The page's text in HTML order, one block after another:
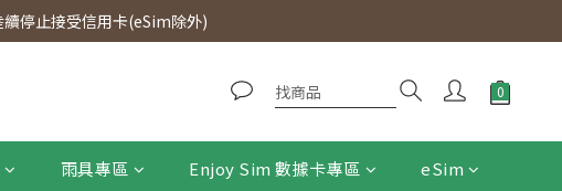
滿$300即免運費。
停止接受信用卡(eSim除外)
雨具專區 Enjoy Sim 數據卡專區 eSim